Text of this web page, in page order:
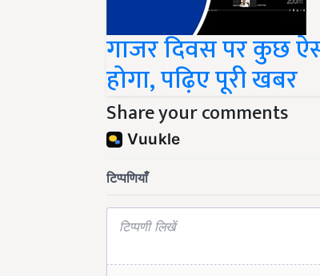
गाजर दिवस पर कुछ
होगा, पढ़िए पूरी खबर
Share your comments